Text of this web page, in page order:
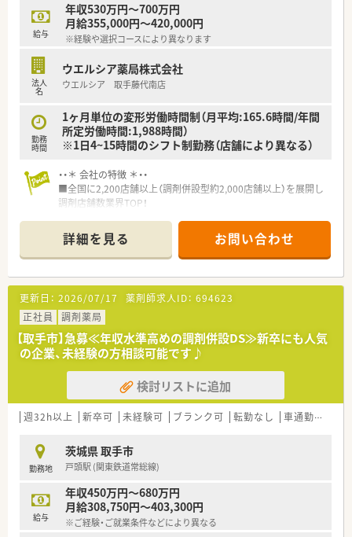
給与
年収530万円～700万円
月給355,000円～420,000円
※経験や選択コースにより異なります
法人
名
ウエルシア薬局株式会社
ウエルシア 取手藤代南店
勤務
時間
1ヶ月単位の変形労働時間制（月平均:165.6時間/年間
所定労働時間:1,988時間）
※1日4~15時間のシフト制勤務（店舗により異なる）
・・＊ 会社の特徴 ＊・・
■全国に2,200店舗以上（調剤併設型約2,000店舗以上）を展開し
調剤店舗数業界TOP！
頑張り次第で高給与も可能！
■経験や勤務コースによりますが、経験の少ない方でも500万前
半スタートと業界TOP水準！
■職種や職域に合わせ、豊富な社内研修や外部組織と連携した研
修を用意されています
■薬剤師が中心の会社だからこそ活躍できるキャリアパスが多
種多様に用意されています。
■店舗拡大に伴い、エリアマネジャーや営業部長等のマネジメン
トのポジションも増えます。
■在宅や教育等の専門性を活かせるスペシャリストを目指すこ
とも可能です。
■その他にも、管理部門や商品部門等の本社スタッフなど活動領
域は多種多様です。
■在宅実施店舗は年々増加しており、在宅医療へもしっかりと関
■育児休暇は3歳まで取得が可能で、時短制度は小学5年生まで
時短勤務ができるよう変更予定です。
■年間休日が120日とワークライフバランスが整っています
■日用品から常備薬まで、従業員割引制度など嬉しいメリットも
たくさんあります！
詳細を見る お問い合わせ
更新日： 2026/07/17 薬剤師求人ID： 694623
正社員
調剤薬局
【取手市】急募≪年収水準高めの調剤併設DS≫新卒にも人気
の企業、未経験の方相談可能です♪
検討リストに追加
週32h以上 新卒可 未経験可 ブランク可 転勤なし 車通勤可
勤務地
茨城県 取手市
戸頭駅 (関東鉄道常総線)
給与
年収450万円～680万円
月給308,750円～403,300円
※ご経験・ご就業条件などにより異なる